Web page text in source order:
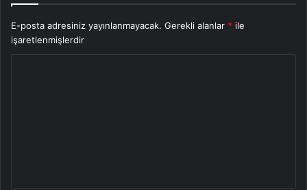
E-posta adresiniz yayınlanmayacak. Gerekli alanlar * ile
işaretlenmişlerdir